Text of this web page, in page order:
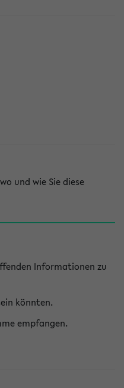
und wie Sie diese
Informationen zu
könnten.
empfangen.